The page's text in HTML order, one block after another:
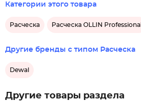
Категории этого товара
Расческа Расческа OLLIN Professional
Другие бренды с типом Расческа
Dewal
Другие товары раздела